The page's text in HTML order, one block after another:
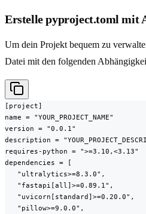
Erstelle pyproject.toml mit
Um dein Projekt bequem zu
Datei mit den folgenden
[project]
name = "YOUR_PROJECT_NAME"
version = "0.0.1"
description =
requires-python = ">=3.10,<3.13"
dependencies = [
   "ultralytics>=8.3.0",
   "fastapi[all]>=0.89.1",
   "uvicorn[standard]>=0.20.0",
   "pillow>=9.0.0",